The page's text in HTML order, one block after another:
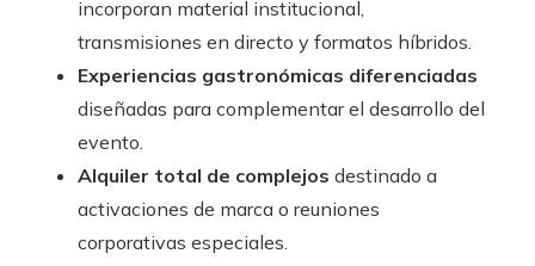
incorporan material institucional,
transmisiones en directo y formatos híbridos.
Experiencias gastronómicas diferenciadas
diseñadas para complementar el desarrollo del
evento.
Alquiler total de complejos destinado a
activaciones de marca o reuniones
corporativas especiales.